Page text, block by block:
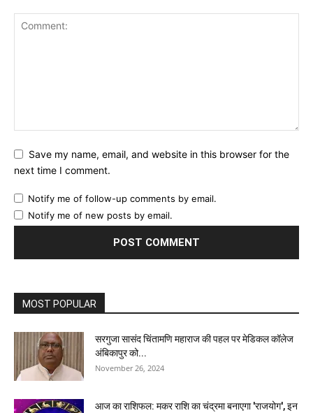
Save my name, email, and website in this browser for the
next time I comment.
Notify me of follow-up comments by email.
Notify me of new posts by email.
MOST POPULAR
सरगुजा सासंद चिंतामणि महाराज की पहल पर मेडिकल कॉलेज
अंबिकापुर को...
November 26, 2024
आज का राशिफल: मकर राशि का चंद्रमा बनाएगा 'राजयोग', इन